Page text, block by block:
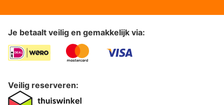
Je betaalt veilig en gemakkelijk via:
Veilig reserveren: